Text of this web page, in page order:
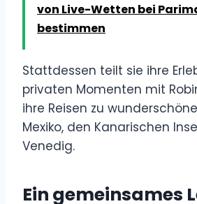
von Live-Wetten bei
bestimmen
Stattdessen teilt sie ihre
privaten Momenten mit
ihre Reisen zu
Mexiko, den Kanarischen
Venedig.
Ein gemeinsames